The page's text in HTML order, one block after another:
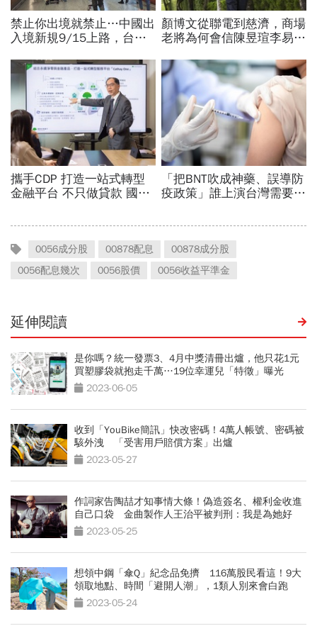
0056成分股 00878配息
00878成分股
0056配息幾次
0056股價 0056收益平準金
延伸閱讀
是你嗎？統一發票3、4月中獎清冊出爐，他只花1元
買塑膠袋就抱走千萬…19位幸運兒「特徵」曝光
2023-06-05
收到「YouBike簡訊」快改密碼！4萬人帳號、密碼被
駭外洩 「受害用戶賠償方案」出爐
2023-05-27
作詞家告陶喆才知事情大條！偽造簽名、權利金收進
自己口袋 金曲製作人王治平被判刑：我是為她好
2023-05-25
想領中鋼「傘Q」紀念品免擠 116萬股民看這！9大
領取地點、時間「避開人潮」，1類人別來會白跑
2023-05-24